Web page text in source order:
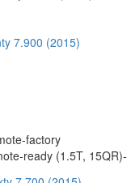
7.900 (2015)
factory
ready (1.5T,